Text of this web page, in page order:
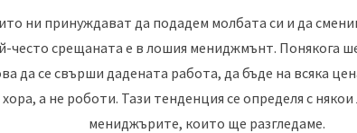
ни принуждават да подадем молбата си и да
често срещаната е в лошия мениджмънт. Понякога
да се свърши дадената работа, да бъде на всяка
а не роботи. Тази тенденция се определя с
мениджърите, които ще разгледаме.